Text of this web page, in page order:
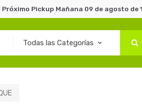
Próximo Pickup Mañana 09 de agosto de